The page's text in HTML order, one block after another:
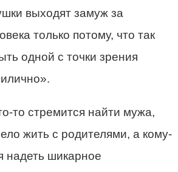
выходят замуж за
только потому, что так
одной с точки зрения
то стремится найти мужа,
жить с родителями, а кому-
надеть шикарное